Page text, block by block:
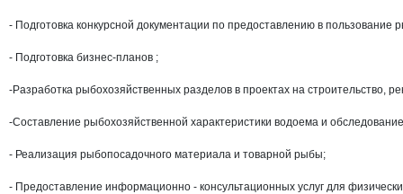
- Подготовка конкурсной документации по предоставлению в пользование
- Подготовка бизнес-планов ;
-Разработка рыбохозяйственных разделов в проектах на
-Составление рыбохозяйственной характеристики водоема и
- Реализация рыбопосадочного материала и товарной рыбы;
- Предоставление информационно - консультационных услуг для